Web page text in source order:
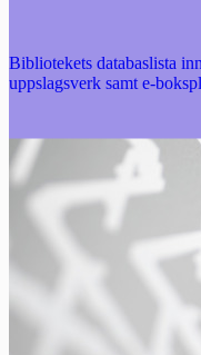
Bibliotekets databaslista
uppslagsverk samt e-